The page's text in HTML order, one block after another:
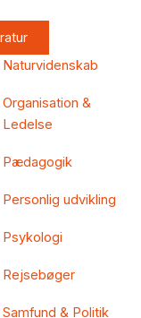
Naturvidenskab
Organisation &
Ledelse
Pædagogik
Personlig udvikling
Psykologi
Rejsebøger
Samfund & Politik